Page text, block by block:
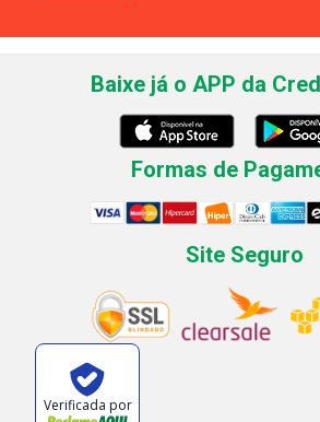
Baixe já o APP da
Formas de
Site Seguro
Verificada por